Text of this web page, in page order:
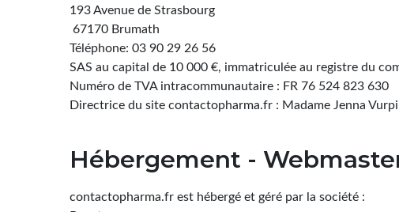
193 Avenue de Strasbourg
67170 Brumath
Téléphone: 03 90 29 26 56
SAS au capital de 10 000 €, immatriculée au registre du
Numéro de TVA intracommunautaire : FR 76 524 823 630
Directrice du site contactopharma.fr : Madame Jenna
Hébergement -
contactopharma.fr est hébergé et géré par la société :